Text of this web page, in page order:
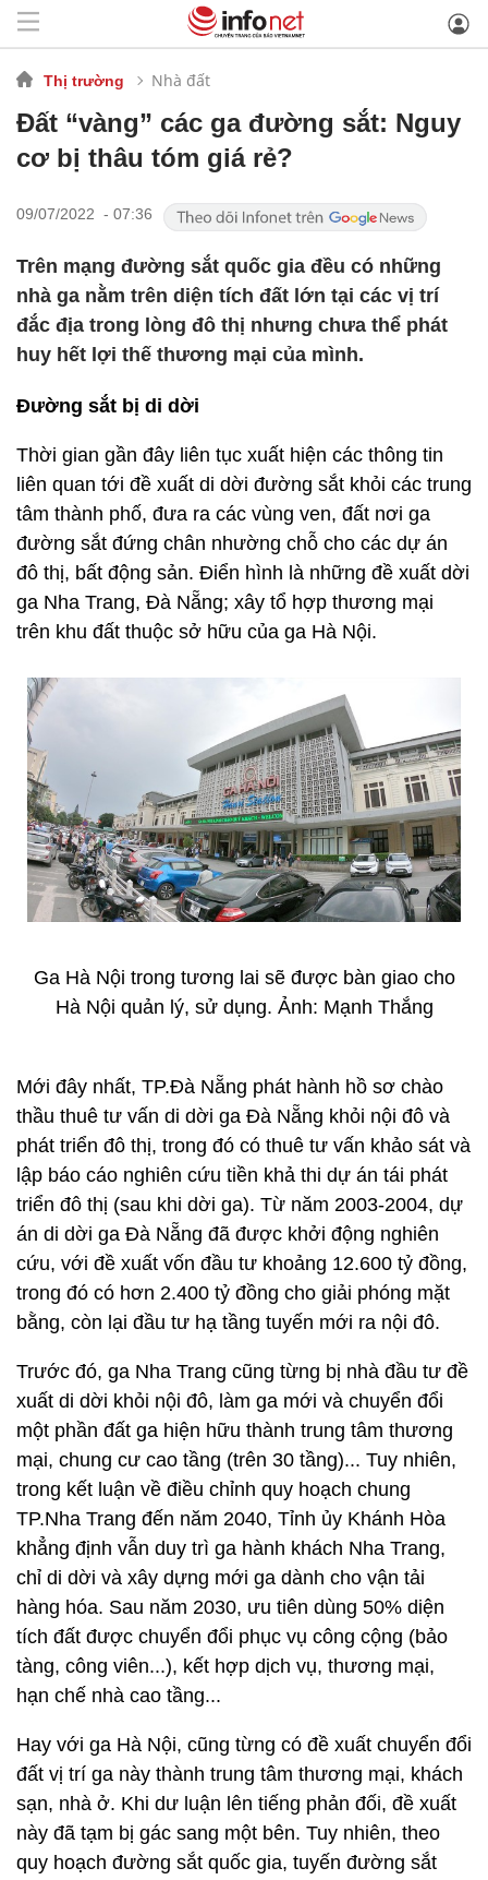
Thị trường Nhà đất
Đất “vàng” các ga đường sắt: Nguy
cơ bị thâu tóm giá rẻ?
09/07/2022 - 07:36
Trên mạng đường sắt quốc gia đều có những
nhà ga nằm trên diện tích đất lớn tại các vị trí
đắc địa trong lòng đô thị nhưng chưa thể phát
huy hết lợi thế thương mại của mình.
Đường sắt bị di dời
Thời gian gần đây liên tục xuất hiện các thông tin
liên quan tới đề xuất di dời đường sắt khỏi các trung
tâm thành phố, đưa ra các vùng ven, đất nơi ga
đường sắt đứng chân nhường chỗ cho các dự án
đô thị, bất động sản. Điển hình là những đề xuất dời
ga Nha Trang, Đà Nẵng; xây tổ hợp thương mại
trên khu đất thuộc sở hữu của ga Hà Nội.
Ga Hà Nội trong tương lai sẽ được bàn giao cho
Hà Nội quản lý, sử dụng. Ảnh: Mạnh Thắng
Mới đây nhất, TP.Đà Nẵng phát hành hồ sơ chào
thầu thuê tư vấn di dời ga Đà Nẵng khỏi nội đô và
phát triển đô thị, trong đó có thuê tư vấn khảo sát và
lập báo cáo nghiên cứu tiền khả thi dự án tái phát
triển đô thị (sau khi dời ga). Từ năm 2003-2004, dự
án di dời ga Đà Nẵng đã được khởi động nghiên
cứu, với đề xuất vốn đầu tư khoảng 12.600 tỷ đồng,
trong đó có hơn 2.400 tỷ đồng cho giải phóng mặt
bằng, còn lại đầu tư hạ tầng tuyến mới ra nội đô.
Trước đó, ga Nha Trang cũng từng bị nhà đầu tư đề
xuất di dời khỏi nội đô, làm ga mới và chuyển đổi
một phần đất ga hiện hữu thành trung tâm thương
mại, chung cư cao tầng (trên 30 tầng)... Tuy nhiên,
trong kết luận về điều chỉnh quy hoạch chung
TP.Nha Trang đến năm 2040, Tỉnh ủy Khánh Hòa
khẳng định vẫn duy trì ga hành khách Nha Trang,
chỉ di dời và xây dựng mới ga dành cho vận tải
hàng hóa. Sau năm 2030, ưu tiên dùng 50% diện
tích đất được chuyển đổi phục vụ công cộng (bảo
tàng, công viên...), kết hợp dịch vụ, thương mại,
hạn chế nhà cao tầng...
Hay với ga Hà Nội, cũng từng có đề xuất chuyển đổi
đất vị trí ga này thành trung tâm thương mại, khách
sạn, nhà ở. Khi dư luận lên tiếng phản đối, đề xuất
này đã tạm bị gác sang một bên. Tuy nhiên, theo
quy hoạch đường sắt quốc gia, tuyến đường sắt